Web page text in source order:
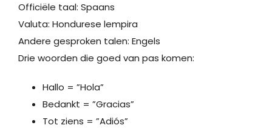
Officiële taal: Spaans
Valuta: Hondurese lempira
Andere gesproken talen: Engels
Drie woorden die goed van pas komen:
Hallo = ”Hola”
Bedankt = ”Gracias”
Tot ziens = ”Adiós”